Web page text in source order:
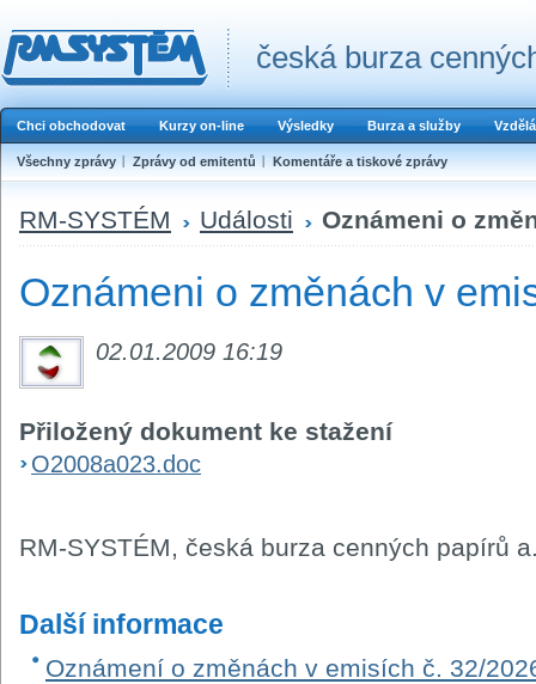
česká burza
Chci obchodovat Kurzy on-line Výsledky Burza a služby
Všechny zprávy Zprávy od emitentů Komentáře a tiskové zprávy
RM-SYSTÉM Události Oznámeni o
Oznámeni o změnách v
02.01.2009 16:19
Přiložený dokument ke stažení
O2008a023.doc
RM-SYSTÉM, česká burza cenných papírů
Další informace
Oznámení o změnách v emisích č. 32/